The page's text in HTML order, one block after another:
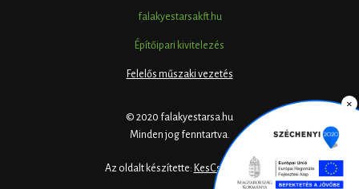
×
falakyestarsakft.hu
Építőipari kivitelezés
Felelős műszaki vezetés
© 2020 falakyestarsa.hu
Minden jog fenntartva.
Az oldalt készítette: KesCsi design